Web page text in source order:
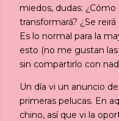
miedos, dudas:
transformará? ¿Se
Es lo normal para la
esto (no me gustan
sin compartirlo con
Un día vi un anuncio
primeras pelucas. En
chino, así que vi la